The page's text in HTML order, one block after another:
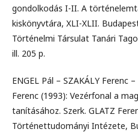
gondolkodás I-II. A
kiskönyvtára, XLI-XLII.
Történelmi Társulat Tanári
ill. 205 p.
ENGEL Pál – SZAKÁLY Ferenc
Ferenc (1993): Vezérfonal a
tanításához. Szerk. GLATZ
Történettudományi Intézete,